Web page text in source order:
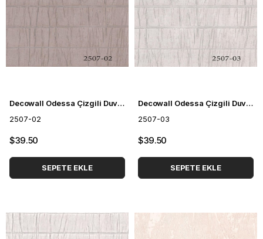
Decowall Odessa Çizgili Duvar Kağıdı 2507-02
2507-02
$39.50
SEPETE EKLE
Decowall Odessa Çizgili Duvar Kağıdı 2507-03
2507-03
$39.50
SEPETE EKLE